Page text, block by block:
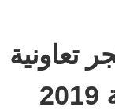
تعاونية